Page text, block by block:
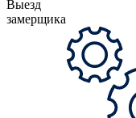
Выезд
замерщика